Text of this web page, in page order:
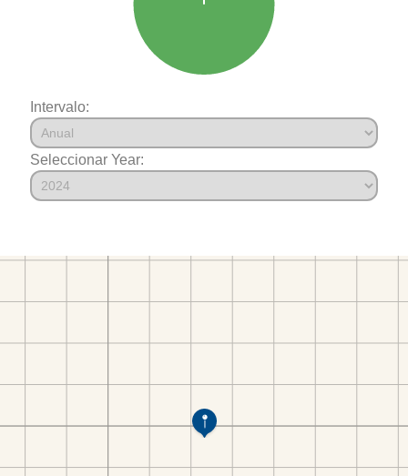
Intervalo:
Seleccionar Year: